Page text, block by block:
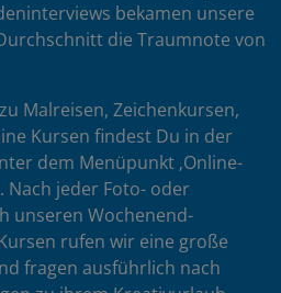
bekamen unsere
die Traumnote von
Malreisen, Zeichenkursen,
Kursen findest Du in der
dem Menüpunkt ‚Online-
Nach jeder Foto- oder
unseren Wochenend-
rufen wir eine große
fragen ausführlich nach